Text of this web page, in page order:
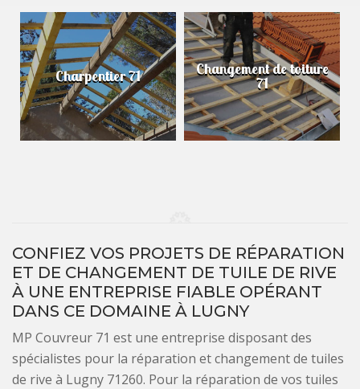
Charpentier 71 Changement de toiture
71
CONFIEZ VOS PROJETS DE RÉPARATION
ET DE CHANGEMENT DE TUILE DE RIVE
À UNE ENTREPRISE FIABLE OPÉRANT
DANS CE DOMAINE À LUGNY
MP Couvreur 71 est une entreprise disposant des
spécialistes pour la réparation et changement de tuiles
de rive à Lugny 71260. Pour la réparation de vos tuiles